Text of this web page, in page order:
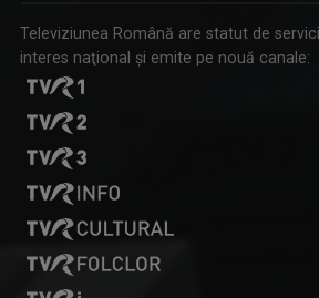
Televiziunea Română are statut de
interes naţional şi emite pe nouă canale: